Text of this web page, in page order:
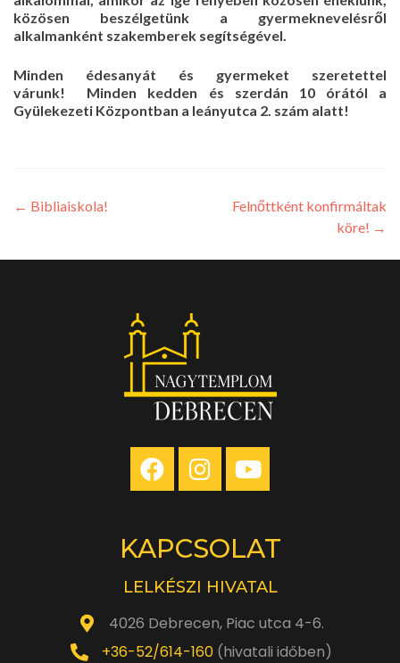
közösen beszélgetünk a gyermeknevelésről
alkalmanként szakemberek segítségével.
Minden édesanyát és gyermeket szeretettel
várunk! Minden kedden és szerdán 10 órától a
Gyülekezeti Központban a leányutca 2. szám alatt!
← Bibliaiskola!
Felnőttként konfirmáltak
köre! →
KAPCSOLAT
LELKÉSZI HIVATAL
4026 Debrecen, Piac utca 4-6.
+36-52/614-160(hivatali időben)